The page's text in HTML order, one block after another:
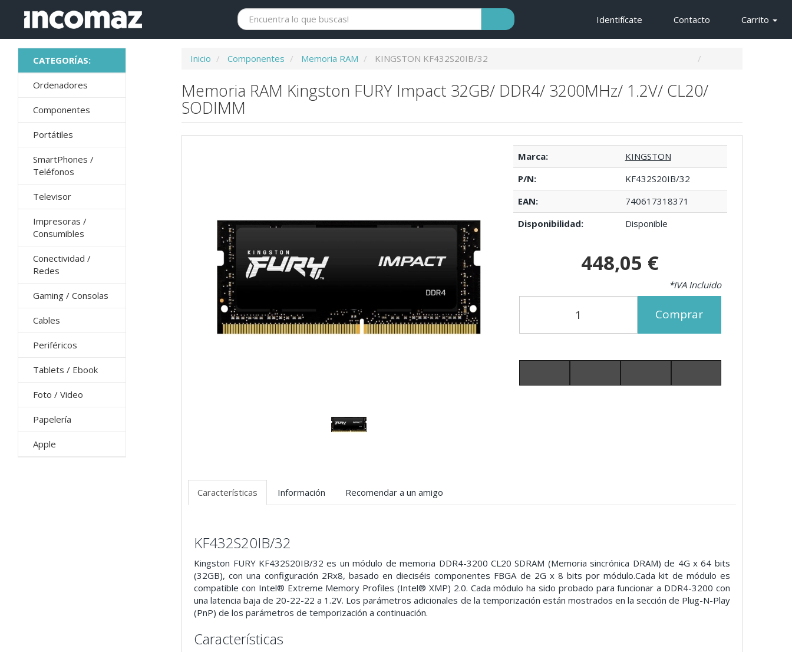
Identifícate Contacto Carrito
Ordenadores
Componentes
Portátiles
SmartPhones /
Teléfonos
Televisor
Impresoras /
Consumibles
Conectividad /
Redes
Gaming / Consolas
Cables
Periféricos
Tablets / Ebook
Foto / Video
Papelería
Apple
Inicio Componentes Memoria RAM KINGSTON KF432S20IB/32
Memoria RAM Kingston FURY Impact 32GB/ DDR4/ 3200MHz/ 1.2V/ CL20/
SODIMM
Marca:
KINGSTON
P/N:
KF432S20IB/32
EAN:
740617318371
Disponibilidad:
Disponible
448,05 €
*IVA Incluido
Comprar
Características Información Recomendar a un amigo
KF432S20IB/32
Kingston FURY KF432S20IB/32 es un módulo de memoria DDR4-3200 CL20 SDRAM (Memoria sincrónica DRAM) de 4G x 64 bits
(32GB), con una configuración 2Rx8, basado en dieciséis componentes FBGA de 2G x 8 bits por módulo.Cada kit de módulo es
compatible con Intel® Extreme Memory Profiles (Intel® XMP) 2.0. Cada módulo ha sido probado para funcionar a DDR4-3200 con
una latencia baja de 20-22-22 a 1.2V. Los parámetros adicionales de la temporización están mostrados en la sección de Plug-N-Play
(PnP) de los parámetros de temporización a continuación.
Características